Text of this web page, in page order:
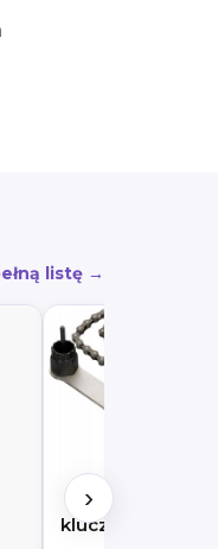
listę →
klucz do kaset
›